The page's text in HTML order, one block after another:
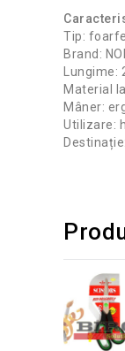
Tip:
Brand:
Lungime:
Material
Mâner:
Utilizare: